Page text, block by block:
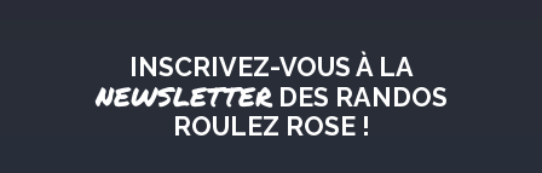
INSCRIVEZ-VOUS À LA
NEWSLETTERDES RANDOS
ROULEZ ROSE !